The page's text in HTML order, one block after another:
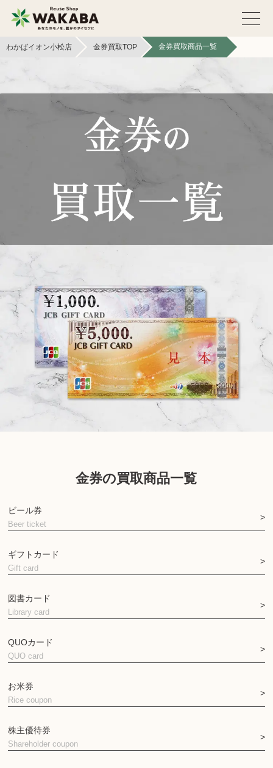
わかばイオン小松店 金券買取TOP 金券買取商品一覧
金券の買取商品一覧
ビール券
Beer ticket
ギフトカード
Gift card
図書カード
Library card
QUOカード
QUO card
お米券
Rice coupon
株主優待券
Shareholder coupon